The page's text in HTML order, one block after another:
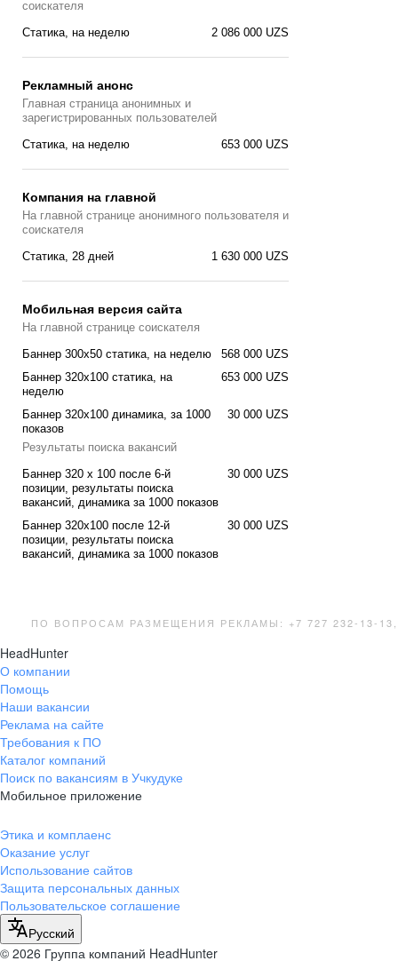
соискателя
2 086 000 UZS
Статика, на неделю
Рекламный анонс
Главная страница анонимных и
зарегистрированных пользователей
653 000 UZS
Статика, на неделю
Компания на главной
На главной странице анонимного пользователя и
соискателя
1 630 000 UZS
Статика, 28 дней
Мобильная версия сайта
На главной странице соискателя
568 000 UZS
Баннер 300x50 статика, на неделю
653 000 UZS
Баннер 320x100 cтатика, на
неделю
30 000 UZS
Баннер 320x100 динамика, за 1000
показов
Результаты поиска вакансий
30 000 UZS
Баннер 320 x 100 после 6-й
позиции, результаты поиска
вакансий, динамика за 1000 показов
30 000 UZS
Баннер 320x100 после 12-й
позиции, результаты поиска
вакансий, динамика за 1000 показов
ПО ВОПРОСАМ РАЗМЕЩЕНИЯ РЕКЛАМЫ: +7 727 232-13-13,
HeadHunter
О компании
Помощь
Наши вакансии
Реклама на сайте
Требования к ПО
Каталог компаний
Поиск по вакансиям в Учкудуке
Мобильное приложение
Этика и комплаенс
Оказание услуг
Использование сайтов
Защита персональных данных
Пользовательское соглашение
Русский
© 2026 Группа компаний HeadHunter